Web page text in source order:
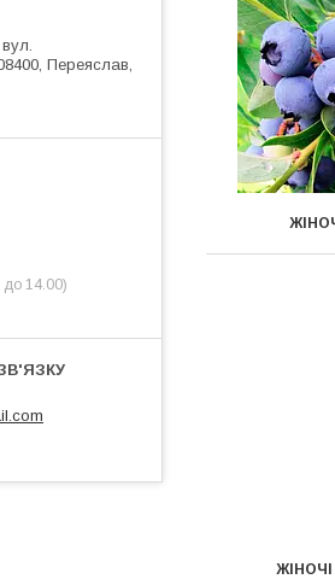
Переяслав,
до 14.00)